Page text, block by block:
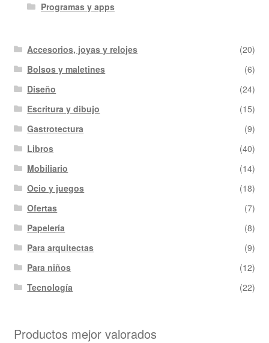
Programas y apps
Accesorios, joyas y relojes
(20)
Bolsos y maletines
(6)
Diseño
(24)
Escritura y dibujo
(15)
Gastrotectura
(9)
Libros
(40)
Mobiliario
(14)
Ocio y juegos
(18)
Ofertas
(7)
Papelería
(8)
Para arquitectas
(9)
Para niños
(12)
Tecnología
(22)
Productos mejor valorados